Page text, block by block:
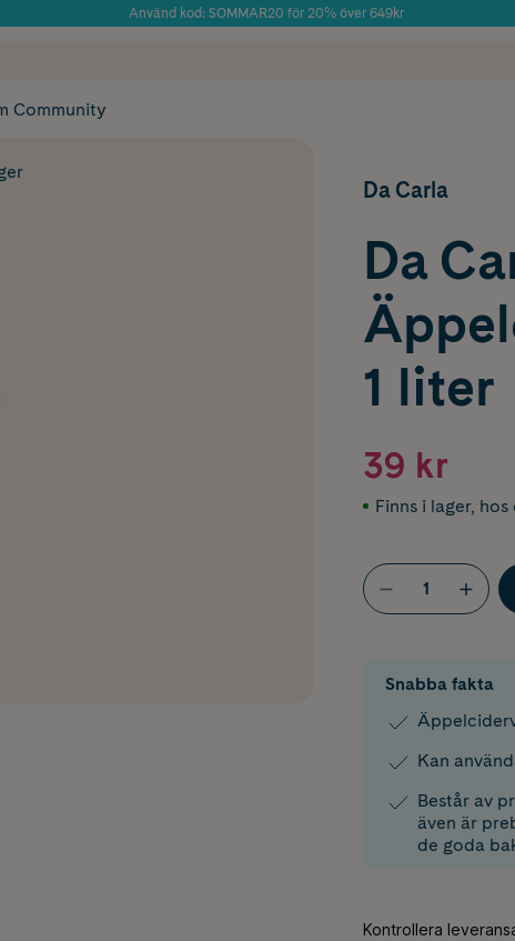
Använd kod: SOMMAR20 för 20% över 649kr
frakt
Community
Da Carla
Da
1 liter
39 kr
Finns i lager, hos
Snabba fakta
Kan
Består av
även är
de goda